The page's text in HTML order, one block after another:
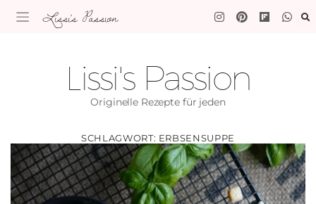
Lissi's Passion
Lissi's Passion
Originelle Rezepte für jeden
SCHLAGWORT: ERBSENSUPPE